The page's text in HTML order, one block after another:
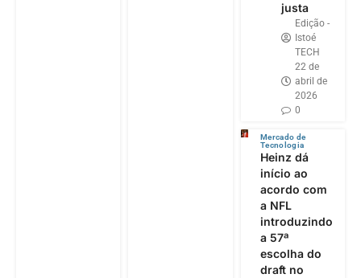
justa
Edição -
Istoé
TECH
22 de
abril de
2026
0
Mercado de
Tecnologia
Heinz dá
início ao
acordo com
a NFL
introduzindo
a 57ª
escolha do
draft no